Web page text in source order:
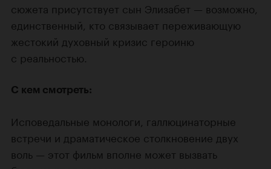
сюжета присутствует сын Элизабет — возможно,
единственный, кто связывает переживающую
жестокий духовный кризис героиню
с реальностью.
С кем смотреть:
Исповедальные монологи, галлюцинаторные
встречи и драматическое столкновение двух
воль — этот фильм вполне может вызвать